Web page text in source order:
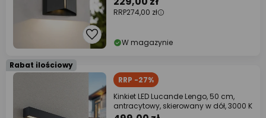
RRP274,00 zł
W magazynie
Rabat ilościowy
RRP -27%
Kinkiet LED Lucande Lengo, 50 cm,
antracytowy, skierowany w dół, 3000 K